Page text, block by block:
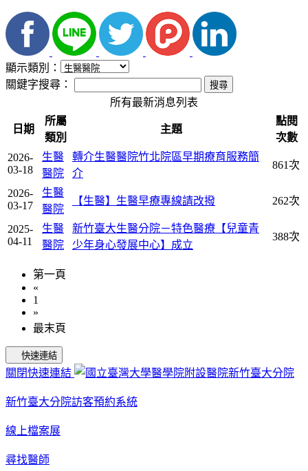
顯示類別：
關鍵字搜尋：
所有最新消息列表
日期
所屬
類別
主題
點閱
次數
2026-
03-18
生醫
醫院
轉介生醫醫院竹北院區早期療育服務簡
介
861次
2026-
03-17
生醫
醫院
【生醫】生醫早療專線請改撥 262次
2025-
04-11
生醫
醫院
新竹臺大生醫分院－特色醫療【兒童青
少年身心發展中心】成立
388次
第一頁
«
1
»
最末頁
快速連結
關閉快速連結
新竹臺大分院訪客預約系統
線上檔案展
尋找醫師